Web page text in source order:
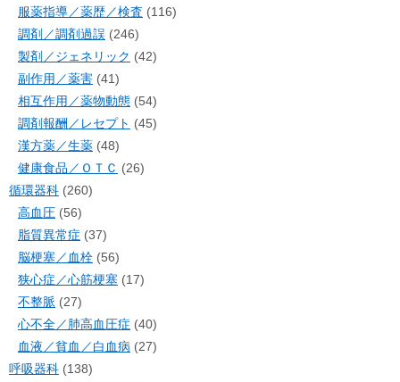
服薬指導／薬歴／検査 (116)
調剤／調剤過誤 (246)
製剤／ジェネリック (42)
副作用／薬害 (41)
相互作用／薬物動態 (54)
調剤報酬／レセプト (45)
漢方薬／生薬 (48)
健康食品／ＯＴＣ (26)
循環器科 (260)
高血圧 (56)
脂質異常症 (37)
脳梗塞／血栓 (56)
狭心症／心筋梗塞 (17)
不整脈 (27)
心不全／肺高血圧症 (40)
血液／貧血／白血病 (27)
呼吸器科 (138)